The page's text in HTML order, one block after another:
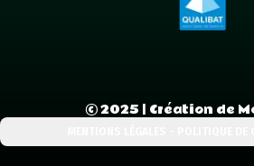
©2025 | Création de